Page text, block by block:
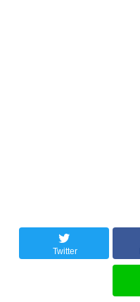
Twitter